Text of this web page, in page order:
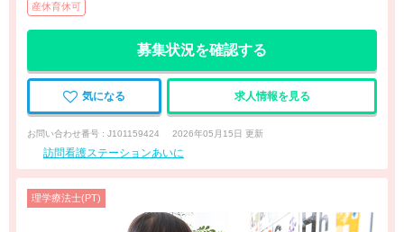
産休育休可
募集状況を確認する
気になる 求人情報を見る
お問い合わせ番号 : J101159424 2026年05月15日 更新
訪問看護ステーションあいに
理学療法士(PT)